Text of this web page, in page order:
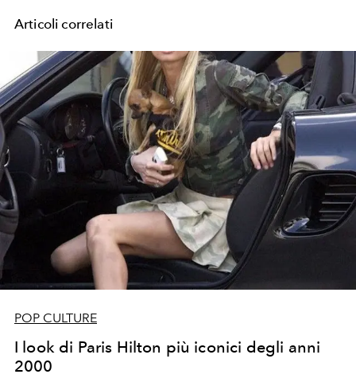
Articoli correlati
POP CULTURE
I look di Paris Hilton più iconici degli anni
2000